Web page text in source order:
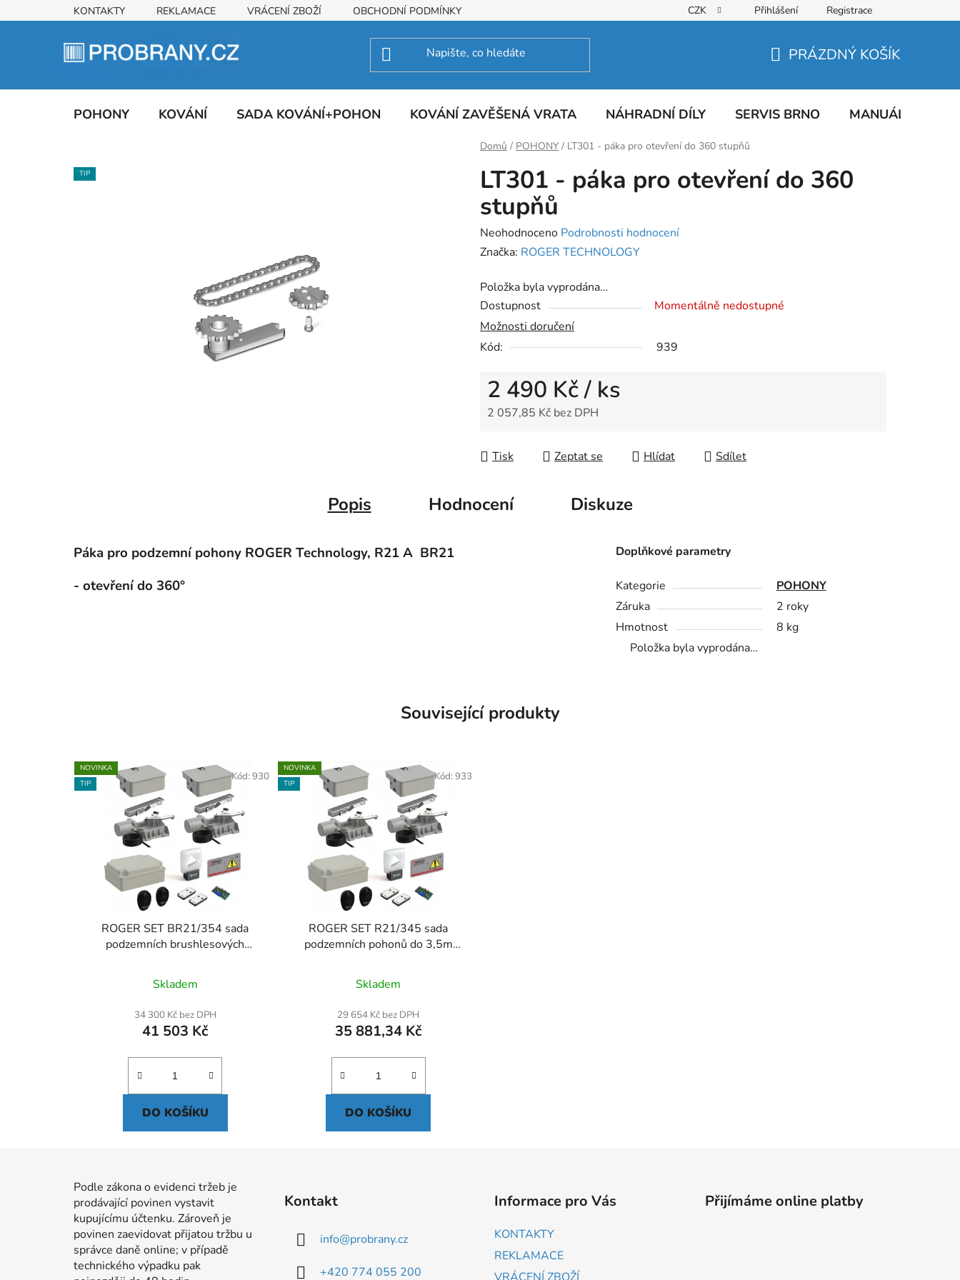
na
KONTAKTY REKLAMACE VRÁCENÍ ZBOŽÍ OBCHODNÍ PODMÍNKY CZK Přihlášení Registrace
KOŠÍK
PRÁZDNÝ KOŠÍK
POHONY KOVÁNÍ SADA KOVÁNÍ+POHON KOVÁNÍ ZAVĚŠENÁ VRATA NÁHRADNÍ DÍLY SERVIS BRNO MANUÁLY
Domů / POHONY / LT301 - páka pro otevření do 360 stupňů
LT301 - páka pro otevření do 360
stupňů
Průměrné
hodnocení
je
0,0
z
5
Neohodnoceno Podrobnosti hodnocení
Značka: ROGER TECHNOLOGY
Položka byla vyprodána…
Dostupnost
Momentálně nedostupné
Možnosti doručení
Kód:
939
2 490 Kč/ ks
2 057,85 Kč bez DPH
Tisk
Zeptat se Hlídat Sdílet
TIP
Popis Hodnocení Diskuze
Páka pro podzemní pohony ROGER Technology, R21 A BR21
- otevření do 360°
Doplňkové parametry
Kategorie
POHONY
Záruka
2 roky
Hmotnost
8 kg
Položka byla vyprodána…
Související produkty
NOVINKA
TIP
ROGER SET BR21/354 sada
podzemních brushlesových
Skladem
34 300 Kč bez DPH
41 503 Kč
DO KOŠÍKU
Kód: 930
NOVINKA
TIP
ROGER SET R21/345 sada
podzemních pohonů do 3,5m
Skladem
29 654 Kč bez DPH
35 881,34 Kč
DO KOŠÍKU
Kód: 933
Podle zákona o evidenci tržeb je
prodávající povinen vystavit
kupujícímu účtenku. Zároveň je
povinen zaevidovat přijatou tržbu u
správce daně online; v případě
technického výpadku pak
Kontakt
info@probrany.cz
+420 774 055 200
Informace pro Vás
KONTAKTY
REKLAMACE
Přijímáme online platby